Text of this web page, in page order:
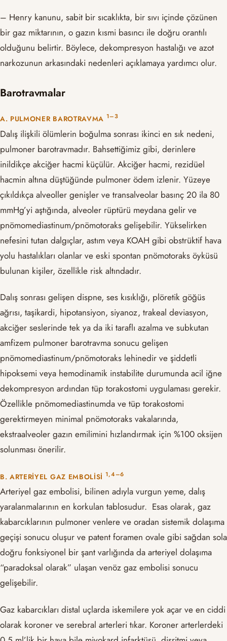
– Henry kanunu, sabit bir sıcaklıkta, bir sıvı içinde çözünen
bir gaz miktarının, o gazın kısmi basıncı ile doğru orantılı
olduğunu belirtir. Böylece, dekompresyon hastalığı ve azot
narkozunun arkasındaki nedenleri açıklamaya yardımcı olur.
Barotravmalar
A. PULMONER BAROTRAVMA ​1–3​
Dalış ilişkili ölümlerin boğulma sonrası ikinci en sık nedeni,
pulmoner barotravmadır. Bahsettiğimiz gibi, derinlere
inildikçe akciğer hacmi küçülür. Akciğer hacmi, rezidüel
hacmin altına düştüğünde pulmoner ödem izlenir. Yüzeye
çıkıldıkça alveoller genişler ve transalveolar basınç 20 ila 80
mmHg’yi aştığında, alveoler rüptürü meydana gelir ve
pnömomediastinum/pnömotoraks gelişebilir. Yükselirken
nefesini tutan dalgıçlar, astım veya KOAH gibi obstrüktif hava
yolu hastalıkları olanlar ve eski spontan pnömotoraks öyküsü
bulunan kişiler, özellikle risk altındadır.
Dalış sonrası gelişen dispne, ses kısıklığı, plöretik göğüs
ağrısı, taşikardi, hipotansiyon, siyanoz, trakeal deviasyon,
akciğer seslerinde tek ya da iki taraflı azalma ve subkutan
amfizem pulmoner barotravma sonucu gelişen
pnömomediastinum/pnömotoraks lehinedir ve şiddetli
hipoksemi veya hemodinamik instabilite durumunda acil iğne
dekompresyon ardından tüp torakostomi uygulaması gerekir.
Özellikle pnömomediastinumda ve tüp torakostomi
gerektirmeyen minimal pnömotoraks vakalarında,
ekstraalveoler gazın emilimini hızlandırmak için %100 oksijen
solunması önerilir.
B. ARTERIYEL GAZ EMBOLISI ​1,4–6​
Arteriyel gaz embolisi, bilinen adıyla vurgun yeme, dalış
yaralanmalarının en korkulan tablosudur. Esas olarak, gaz
kabarcıklarının pulmoner venlere ve oradan sistemik dolaşıma
geçişi sonucu oluşur ve patent foramen ovale gibi sağdan sola
doğru fonksiyonel bir şant varlığında da arteriyel dolaşıma
“paradoksal olarak” ulaşan venöz gaz embolisi sonucu
gelişebilir.
Gaz kabarcıkları distal uçlarda iskemilere yok açar ve en ciddi
olarak koroner ve serebral arterleri tıkar. Koroner arterlerdeki